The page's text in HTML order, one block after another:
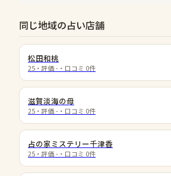
同じ地域の占い店舗
松田和桃
25 ・評価 - ・口コミ 0件
滋賀淡海の母
25 ・評価 - ・口コミ 0件
占の家ミステリー千津香
25 ・評価 - ・口コミ 0件